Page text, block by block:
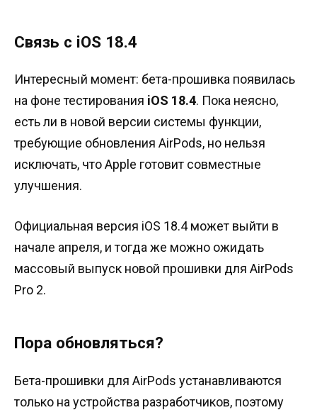
Связь с iOS 18.4
Интересный момент: бета-прошивка появилась
на фоне тестирования iOS 18.4. Пока неясно,
есть ли в новой версии системы функции,
требующие обновления AirPods, но нельзя
исключать, что Apple готовит совместные
улучшения.
Официальная версия iOS 18.4 может выйти в
начале апреля, и тогда же можно ожидать
массовый выпуск новой прошивки для AirPods
Pro 2.
Пора обновляться?
Бета-прошивки для AirPods устанавливаются
только на устройства разработчиков, поэтому